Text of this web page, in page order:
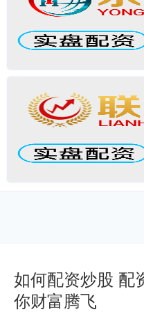
如何配资炒股 配
你财富腾飞